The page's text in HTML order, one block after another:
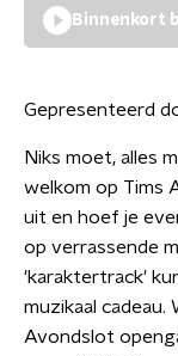
Binnenkort
Gepresenteerd
Niks moet, alles
welkom op Tims
uit en hoef je
op verrassende
'karaktertrack'
muzikaal
Avondslot